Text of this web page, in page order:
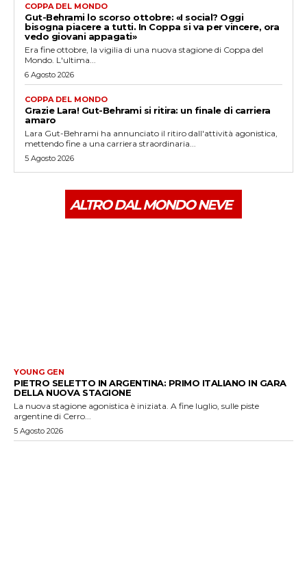
COPPA DEL MONDO
Gut-Behrami lo scorso ottobre: «I social? Oggi
bisogna piacere a tutti. In Coppa si va per vincere, ora
vedo giovani appagati»
Era fine ottobre, la vigilia di una nuova stagione di Coppa del
Mondo. L'ultima...
6 Agosto 2026
COPPA DEL MONDO
Grazie Lara! Gut-Behrami si ritira: un finale di carriera
amaro
Lara Gut-Behrami ha annunciato il ritiro dall'attività agonistica,
mettendo fine a una carriera straordinaria...
5 Agosto 2026
ALTRO DAL MONDO NEVE
YOUNG GEN
PIETRO SELETTO IN ARGENTINA: PRIMO ITALIANO IN GARA
DELLA NUOVA STAGIONE
La nuova stagione agonistica è iniziata. A fine luglio, sulle piste
argentine di Cerro...
5 Agosto 2026